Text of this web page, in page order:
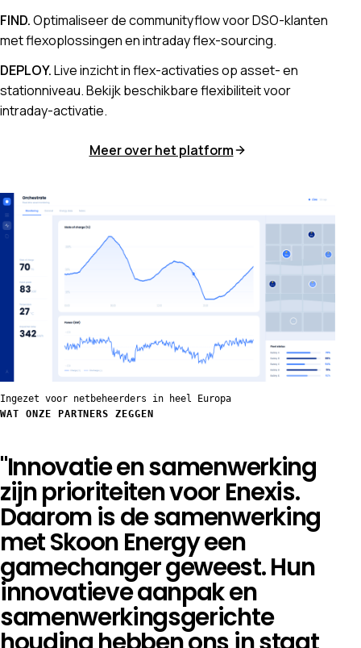
FIND.Optimaliseer de communityflow voor DSO-klanten
met flexoplossingen en intraday flex-sourcing.
DEPLOY.Live inzicht in flex-activaties op asset- en
stationniveau. Bekijk beschikbare flexibiliteit voor
intraday-activatie.
Meer over het platform
Ingezet voor netbeheerders in heel Europa
WAT ONZE PARTNERS ZEGGEN
"Innovatie en samenwerking
zijn prioriteiten voor Enexis.
Daarom is de samenwerking
met Skoon Energy een
gamechanger geweest. Hun
innovatieve aanpak en
samenwerkingsgerichte